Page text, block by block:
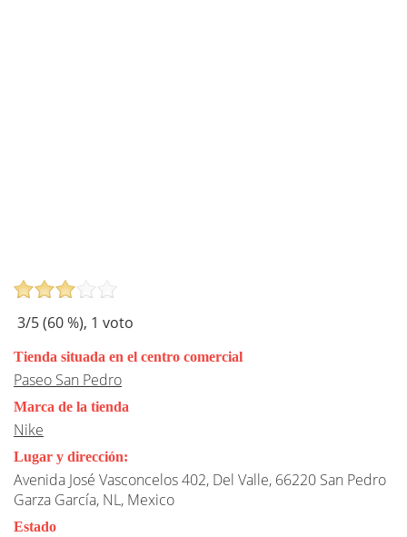
3/5 (60%), 1 voto
Tienda situada en el centro comercial
Paseo San Pedro
Marca de la tienda
Nike
Lugar y dirección:
Avenida José Vasconcelos 402, Del Valle, 66220 San Pedro
Garza García, NL, Mexico
Estado